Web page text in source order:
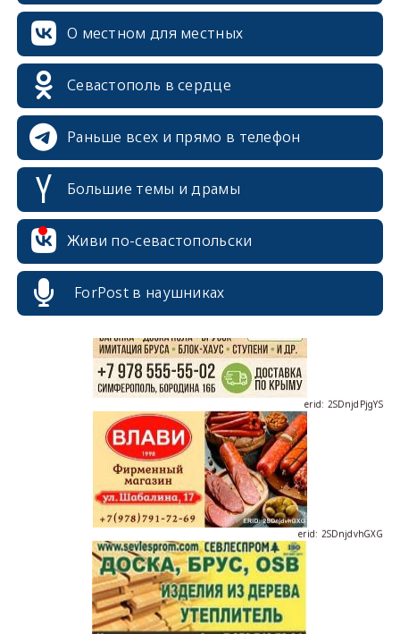
О местном для местных
Севастополь в сердце
Раньше всех и прямо в телефон
Большие темы и драмы
Живи по-севастопольски
ForPost в наушниках
erid: 2SDnjcrDNw6
erid: 2SDnjdvhGXG